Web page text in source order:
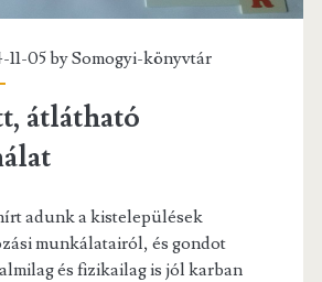
11-05 bySomogyi-könyvtár
átlátható
adunk a kistelepülések
munkálatairól, és gondot
és fizikailag is jól karban